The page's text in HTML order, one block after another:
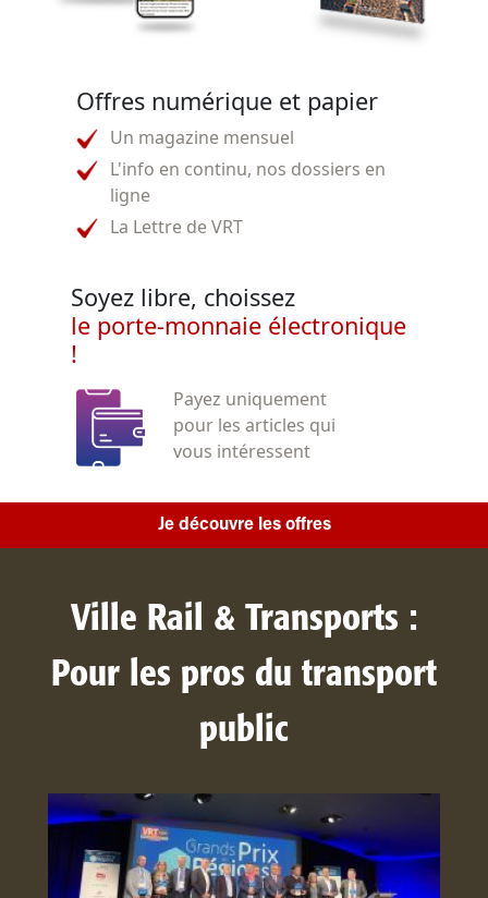
Offres numérique et papier
Un magazine mensuel
L'info en continu, nos dossiers en
ligne
La Lettre de VRT
Soyez libre, choissez
le porte-monnaie électronique
!
Payez uniquement
pour les articles qui
vous intéressent
Je découvre les offres
Ville Rail & Transports :
Pour les pros du transport
public